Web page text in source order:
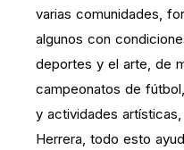
varias comunidades,
algunos con
deportes y el arte, de
campeonatos de fútbol,
y actividades
Herrera, todo esto